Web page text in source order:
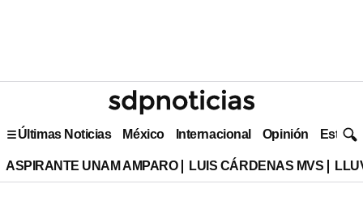
Últimas Noticias México Internacional Opinión Estilo
ASPIRANTE UNAM AMPARO LUIS CÁRDENAS MVS